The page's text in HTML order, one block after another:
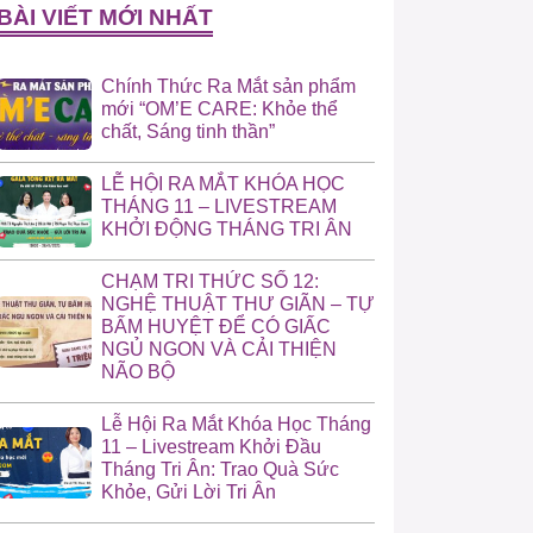
VIẾT MỚI NHẤT
Chính Thức Ra Mắt sản phẩm
mới “OM’E CARE: Khỏe thể
chất, Sáng tinh thần”
LỄ HỘI RA MẮT KHÓA HỌC
THÁNG 11 – LIVESTREAM
KHỞI ĐỘNG THÁNG TRI ÂN
CHẠM TRI THỨC SỐ 12:
NGHỆ THUẬT THƯ GIÃN – TỰ
BẤM HUYỆT ĐỂ CÓ GIẤC
NGỦ NGON VÀ CẢI THIỆN
NÃO BỘ
Lễ Hội Ra Mắt Khóa Học Tháng
11 – Livestream Khởi Đầu
Tháng Tri Ân: Trao Quà Sức
Khỏe, Gửi Lời Tri Ân